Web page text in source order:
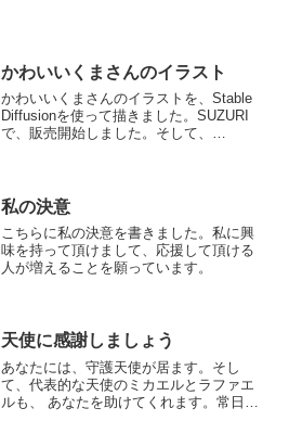
かわいいくまさんのイラスト
かわいいくまさんのイラストを、Stable
Diffusionを使って描きました。SUZURI
で、販売開始しました。そして、
私の決意
こちらに私の決意を書きました。私に興
味を持って頂けまして、応援して頂ける
人が増えることを願っています。
天使に感謝しましょう
あなたには、守護天使が居ます。そし
て、代表的な天使のミカエルとラファエ
ルも、 あなたを助けてくれます。常日頃